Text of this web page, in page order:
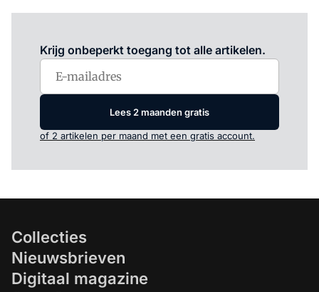
Krijg onbeperkt toegang tot alle artikelen.
Lees 2 maanden gratis
of 2 artikelen per maand met een gratis account.
Collecties
Nieuwsbrieven
Digitaal magazine